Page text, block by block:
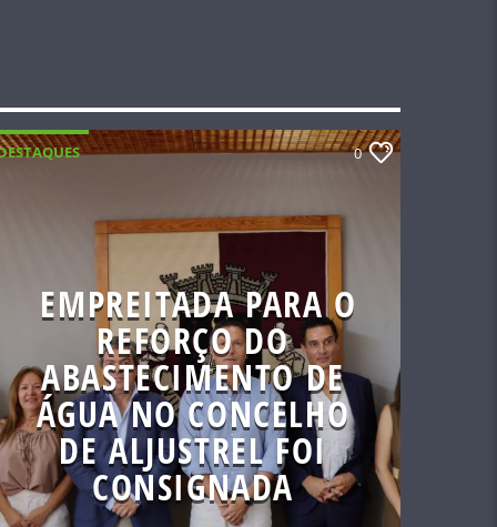
0
EMPREITADA PARA O
REFORÇO DO
ABASTECIMENTO DE
ÁGUA NO CONCELHO
DE ALJUSTREL FOI
CONSIGNADA